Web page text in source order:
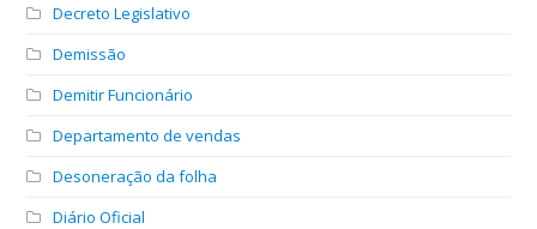
Decreto Legislativo
Demissão
Demitir Funcionário
Departamento de vendas
Desoneração da folha
Diário Oficial